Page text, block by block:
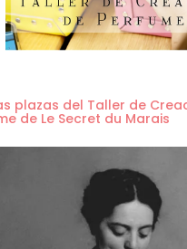
plazas del Taller de
de Le Secret du Marais